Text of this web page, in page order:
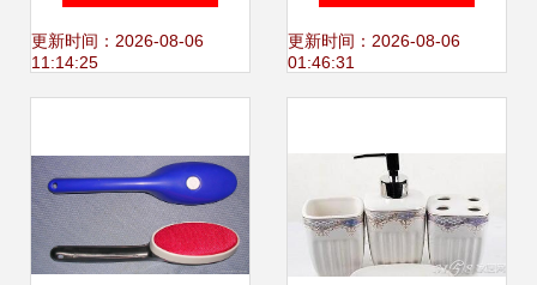
球家居健康护理的
更新时间：2026-08-06
11:14:25
厂全攻略 选择、合
更新时间：2026-08-06
01:46:31